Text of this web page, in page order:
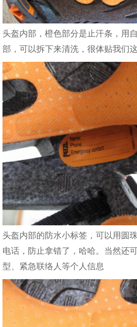
头盔内部，橙色部分是止汗条，用
部，可以拆下来清洗，很体贴我们
头盔内部的防水小标签，可以用圆
电话，防止拿错了，哈哈。当然还
型、紧急联络人等个人信息